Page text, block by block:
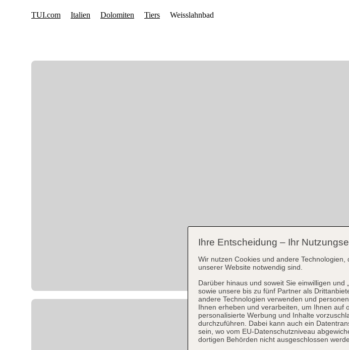
Ihre Entscheidung – Ihr
Wir nutzen Cookies und andere
unserer Website notwendig sind.
Darüber hinaus und soweit Sie einwilligen und
sowie unsere bis zu fünf Partner als
andere Technologien verwenden und
Ihnen erheben und verarbeiten, um Ihnen auf
personalisierte Werbung und Inhalte
durchzuführen. Dabei kann auch ein
sein, wo vom EU-Datenschutzniveau
dortigen Behörden nicht ausgeschlossen